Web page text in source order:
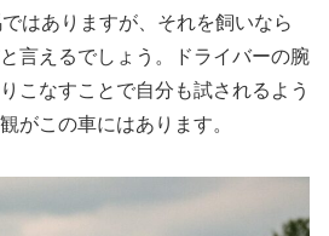
はありますが、それを飼いなら
言えるでしょう。ドライバーの腕
こなすことで自分も試されるよう
がこの車にはあります。